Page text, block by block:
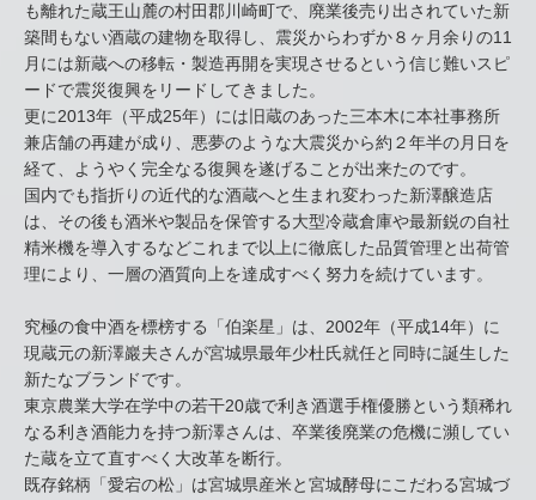
も離れた蔵王山麓の村田郡川崎町で、廃業後売り出されていた新
築間もない酒蔵の建物を取得し、震災からわずか８ヶ月余りの11
月には新蔵への移転・製造再開を実現させるという信じ難いスピ
ードで震災復興をリードしてきました。
更に2013年（平成25年）には旧蔵のあった三本木に本社事務所
兼店舗の再建が成り、悪夢のような大震災から約２年半の月日を
経て、ようやく完全なる復興を遂げることが出来たのです。
国内でも指折りの近代的な酒蔵へと生まれ変わった新澤醸造店
は、その後も酒米や製品を保管する大型冷蔵倉庫や最新鋭の自社
精米機を導入するなどこれまで以上に徹底した品質管理と出荷管
理により、一層の酒質向上を達成すべく努力を続けています。
究極の食中酒を標榜する「伯楽星」は、2002年（平成14年）に
現蔵元の新澤巖夫さんが宮城県最年少杜氏就任と同時に誕生した
新たなブランドです。
東京農業大学在学中の若干20歳で利き酒選手権優勝という類稀れ
なる利き酒能力を持つ新澤さんは、卒業後廃業の危機に瀕してい
た蔵を立て直すべく大改革を断行。
既存銘柄「愛宕の松」は宮城県産米と宮城酵母にこだわる宮城づ